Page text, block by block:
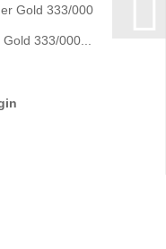
333/000...